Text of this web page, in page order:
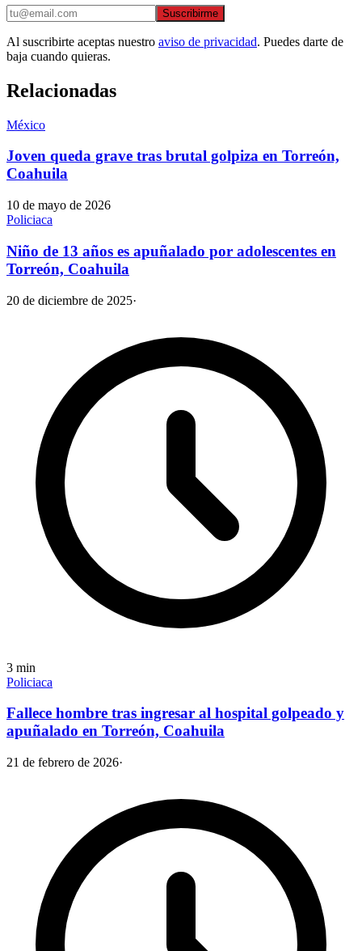
Suscribirme
Al suscribirte aceptas nuestro aviso de privacidad. Puedes darte de
baja cuando quieras.
Relacionadas
México
Joven queda grave tras brutal golpiza en Torreón,
Coahuila
10 de mayo de 2026
Policiaca
Niño de 13 años es apuñalado por adolescentes en
Torreón, Coahuila
20 de diciembre de 2025·
3 min
Policiaca
Fallece hombre tras ingresar al hospital golpeado y
apuñalado en Torreón, Coahuila
21 de febrero de 2026·